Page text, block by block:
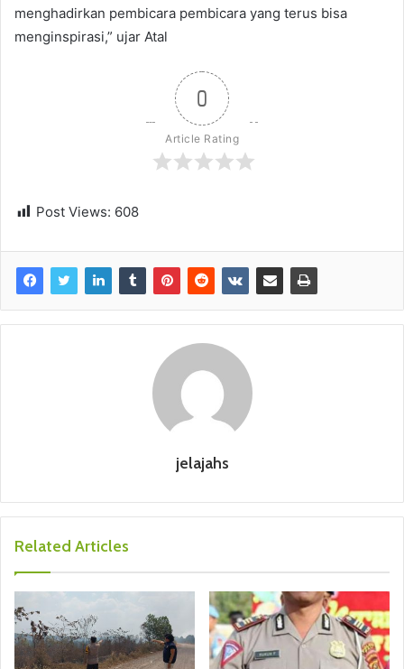
menghadirkan pembicara pembicara yang terus bisa
menginspirasi,” ujar Atal
0
Article Rating
Post Views: 608
jelajahs
Related Articles